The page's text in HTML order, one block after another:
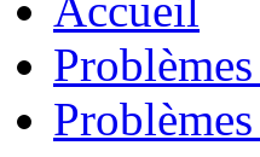
Accueil